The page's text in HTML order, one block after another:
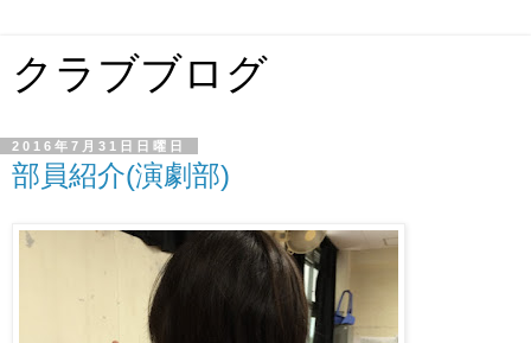
クラブブログ
2016年7月31日日曜日
部員紹介(演劇部)